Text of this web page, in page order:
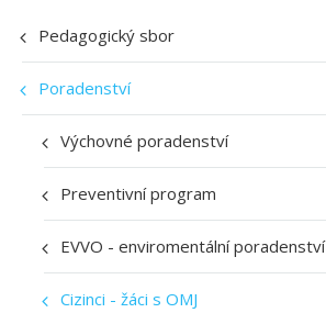
Pedagogický sbor
Poradenství
Výchovné poradenství
Preventivní program
EVVO - enviromentální poradenství
Cizinci - žáci s OMJ